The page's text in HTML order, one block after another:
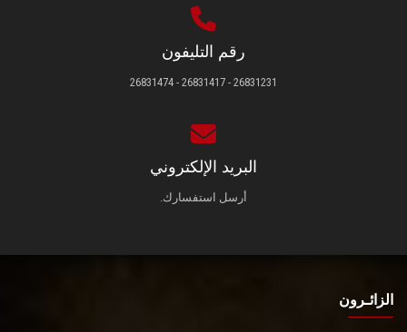
رقم التليفون
26831231 - 26831417 - 26831474
البريد الإلكتروني
أرسل استفسارك.
الزائـرون